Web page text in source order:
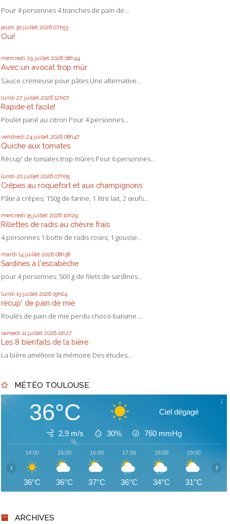
Pour 4 personnes 4 tranches de pain de...
jeudi 30 juillet 2026 07h53
Oui!
mercredi 29 juillet 2026 08h44
Avec un avocat trop mûr
Sauce crémeuse pour pâtes Une alternative...
lundi 27 juillet 2026 12h07
Rapide et facile!
Poulet pané au citron Pour 4 personnes...
vendredi 24 juillet 2026 08h47
Quiche aux tomates
Récup' de tomates trop mûres Pour 6 personnes...
lundi 20 juillet 2026 07h05
Crêpes au roquefort et aux champignons
Pâte à crêpes: 150g de farine, 1 litre lait, 2 œufs...
mercredi 15 juillet 2026 10h29
Rillettes de radis au chèvre frais
4 personnes 1 botte de radis roses; 1 gousse...
mardi 14 juillet 2026 08h38
Sardines à l'escabèche
pour 4 personnes: 500 g de filets de sardines...
lundi 13 juillet 2026 15h04
récup' de pain de mie
Roulés de pain de mie perdu choco-banane....
samedi 11 juillet 2026 11h27
Les 8 bienfaits de la bière
La bière améliore la mémoire Des études...
MÉTÉO TOULOUSE
36°C Ciel dégagé
2.9 m/s 30% 760 mmHg
14:00
36°C
15:00
36°C
16:00
37°C
17:00
36°C
18:00
34°C
19:00
31°C
‹ ›
ARCHIVES